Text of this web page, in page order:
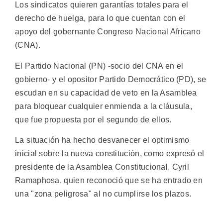
Los sindicatos quieren garantías totales para el
derecho de huelga, para lo que cuentan con el
apoyo del gobernante Congreso Nacional Africano
(CNA).
El Partido Nacional (PN) -socio del CNA en el
gobierno- y el opositor Partido Democrático (PD), se
escudan en su capacidad de veto en la Asamblea
para bloquear cualquier enmienda a la cláusula,
que fue propuesta por el segundo de ellos.
La situación ha hecho desvanecer el optimismo
inicial sobre la nueva constitución, como expresó el
presidente de la Asamblea Constitucional, Cyril
Ramaphosa, quien reconoció que se ha entrado en
una "zona peligrosa" al no cumplirse los plazos.